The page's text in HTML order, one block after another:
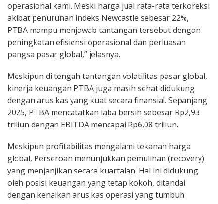
operasional kami. Meski harga jual rata-rata terkoreksi
akibat penurunan indeks Newcastle sebesar 22%,
PTBA mampu menjawab tantangan tersebut dengan
peningkatan efisiensi operasional dan perluasan
pangsa pasar global,” jelasnya.
Meskipun di tengah tantangan volatilitas pasar global,
kinerja keuangan PTBA juga masih sehat didukung
dengan arus kas yang kuat secara finansial. Sepanjang
2025, PTBA mencatatkan laba bersih sebesar Rp2,93
triliun dengan EBITDA mencapai Rp6,08 triliun.
Meskipun profitabilitas mengalami tekanan harga
global, Perseroan menunjukkan pemulihan (recovery)
yang menjanjikan secara kuartalan. Hal ini didukung
oleh posisi keuangan yang tetap kokoh, ditandai
dengan kenaikan arus kas operasi yang tumbuh